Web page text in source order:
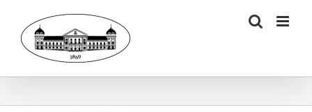
content